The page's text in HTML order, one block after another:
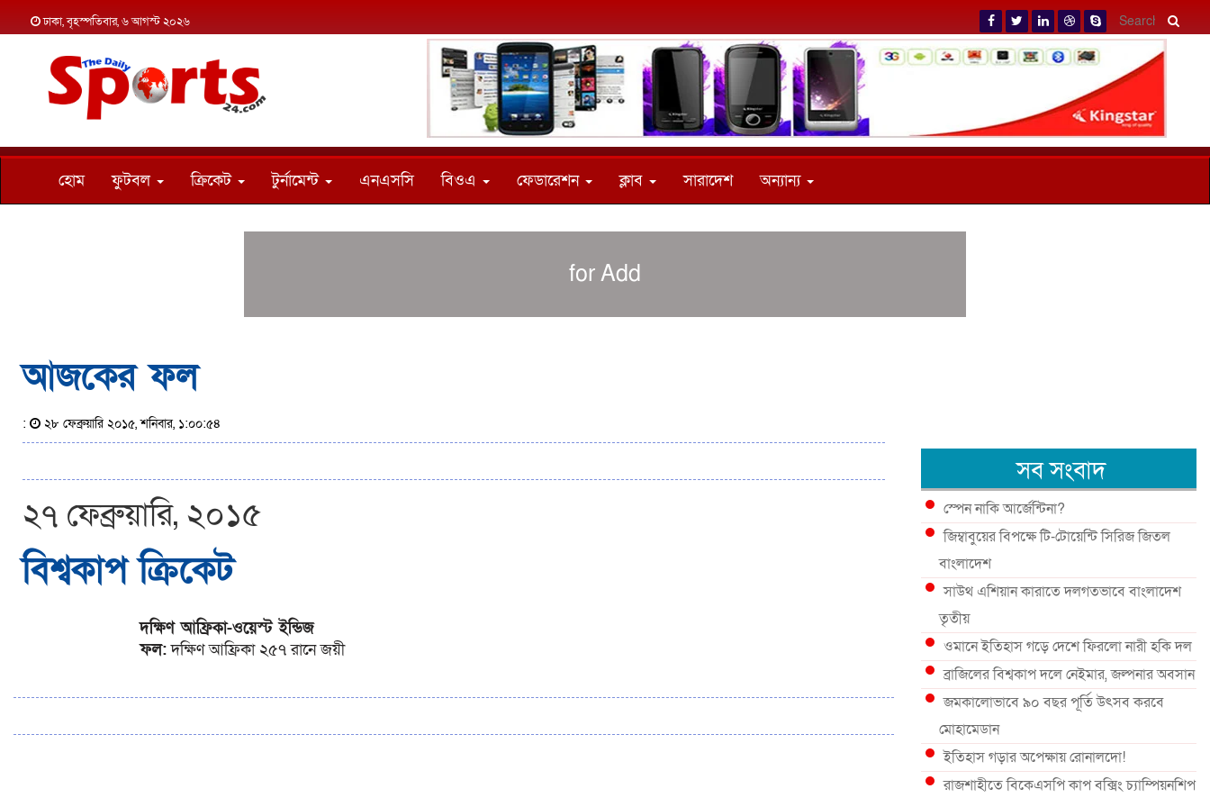
ঢাকা, বৃহস্পতিবার, ৬ আগস্ট ২০২৬
হোম ফুটবল ক্রিকেট টুর্নামেন্ট এনএসসি বিওএ ফেডারেশন ক্লাব সারাদেশ অন্যান্য
for Add
আজকের ফল
: ২৮ ফেব্রুয়ারি ২০১৫, শনিবার, ১:০০:৫৪
২৭ ফেব্রুয়ারি, ২০১৫
বিশ্বকাপ ক্রিকেট
দক্ষিণ আফ্রিকা-ওয়েস্ট ইন্ডিজ
ফল:দক্ষিণ আফ্রিকা ২৫৭ রানে জয়ী
সব সংবাদ
স্পেন নাকি আর্জেন্টিনা?
জিম্বাবুয়ের বিপক্ষে টি-টোয়েন্টি সিরিজ জিতল
বাংলাদেশ
সাউথ এশিয়ান কারাতে দলগতভাবে বাংলাদেশ
তৃতীয়
ওমানে ইতিহাস গড়ে দেশে ফিরলো নারী হকি দল
ব্রাজিলের বিশ্বকাপ দলে নেইমার, জল্পনার অবসান
জমকালোভাবে ৯০ বছর পূর্তি উৎসব করবে
মোহামেডান
ইতিহাস গড়ার অপেক্ষায় রোনালদো!
রাজশাহীতে বিকেএসপি কাপ বক্সিং চ্যাম্পিয়নশিপ